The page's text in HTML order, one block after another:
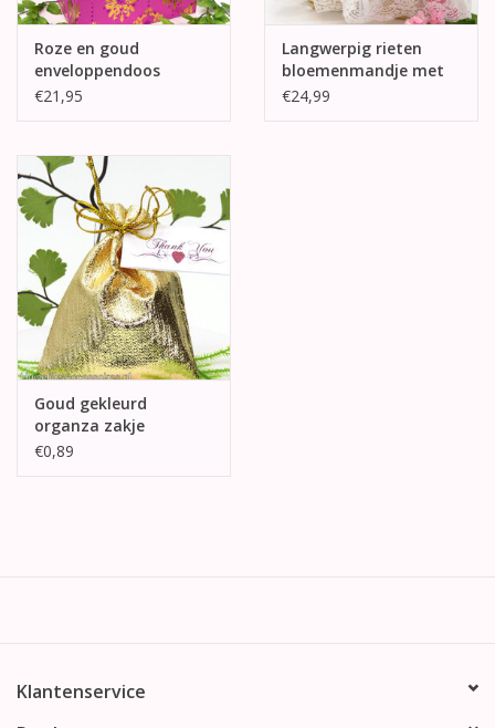
Roze en goud
enveloppendoos
€21,95
Langwerpig rieten
bloemenmandje met
witte kant
€24,99
Goud gekleurd
organza zakje
€0,89
Klantenservice